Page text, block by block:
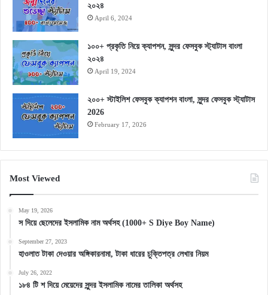
২০২৪
April 6, 2024
১০০+ প্রকৃতি নিয়ে ক্যাপশন, সুন্দর ফেসবুক স্ট্যাটাস বাংলা
২০২৪
April 19, 2024
২০০+ স্টাইলিশ ফেসবুক ক্যাপশন বাংলা, সুন্দর ফেসবুক স্ট্যাটাস
2026
February 17, 2026
Most Viewed
May 19, 2026
স দিয়ে ছেলেদের ইসলামিক নাম অর্থসহ (1000+ S Diye Boy Name)
September 27, 2023
হাওলাত টাকা দেওয়ার অঙ্গিকারনামা, টাকা ধারের চুক্তিপত্র লেখার নিয়ম
July 26, 2022
১৮৪ টি শ দিয়ে মেয়েদের সুন্দর ইসলামিক নামের তালিকা অর্থসহ